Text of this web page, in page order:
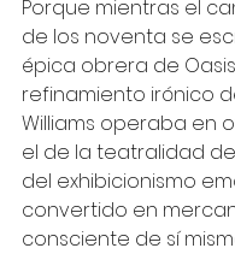
Porque mientras el
de los noventa se
épica obrera de
refinamiento irónico
Williams operaba en
el de la teatralidad
del exhibicionismo
convertido en
consciente de sí